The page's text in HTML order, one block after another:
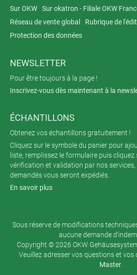
Sur OKW
Sur okatron - Filiale OKW
Réseau de vente global
Rubrique de
Protection des données
NEWSLETTER
Pour être toujours à la page !
Inscrivez-vous dès maintenant à la
ÉCHANTILLONS
Obtenez vos échantillons gratuitement !
Cliquez sur le symbole du panier pour
liste, remplissez le formulaire puis cliquez
vérification et validation par nos
demandés vous seront expédiés.
En savoir plus
Sous réserve de modifications
aucune demande
Copyright © 2026 OKW
Veuillez adresser vos questions et vos
Master.